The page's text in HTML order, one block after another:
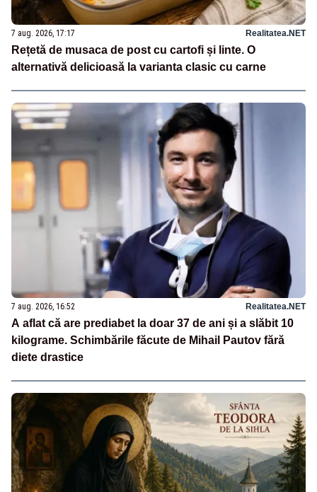
7 aug. 2026, 17:17 Realitatea.NET
Rețetă de musaca de post cu cartofi și linte. O
alternativă delicioasă la varianta clasic cu carne
7 aug. 2026, 16:52 Realitatea.NET
A aflat că are prediabet la doar 37 de ani și a slăbit 10
kilograme. Schimbările făcute de Mihail Pautov fără
diete drastice